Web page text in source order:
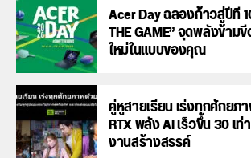
Acer Day ฉลองก้าวสู่ปีที่
THE GAME” จุดพลังข้า
ใหม่ในแบบของคุณ
คู่หูสายเรียน เร่งทุกศักยภ
RTX พลัง AI เร็วขึ้น 30 เ
งานสร้างสรรค์